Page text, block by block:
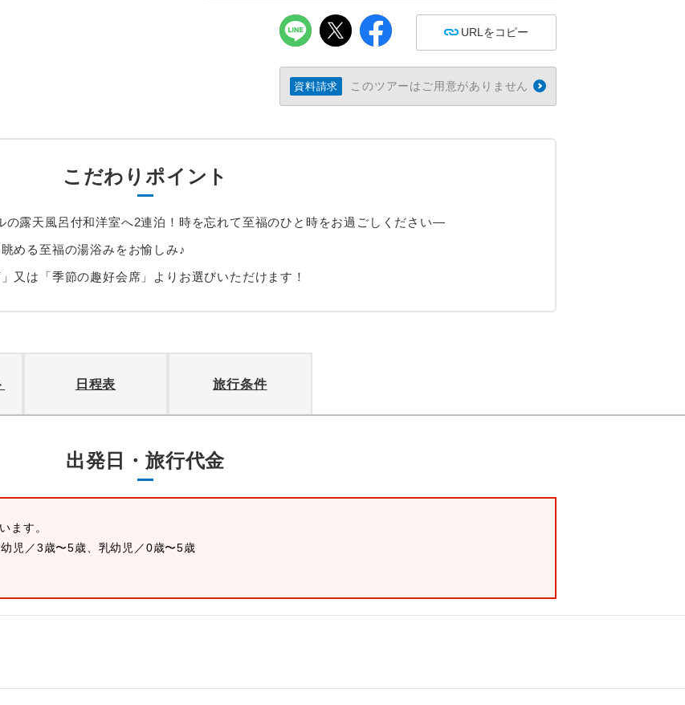
URLをコピー
資料請求 このツアーはご用意がありません
こだわりポイント
の露天風呂付和洋室へ2連泊！時を忘れて至福のひと時をお過ごしください―
める至福の湯浴みをお愉しみ♪
又は「季節の趣好会席」よりお選びいただけます！
日程表 旅行条件
出発日・旅行代金
ます。
児／3歳〜5歳、乳幼児／0歳〜5歳